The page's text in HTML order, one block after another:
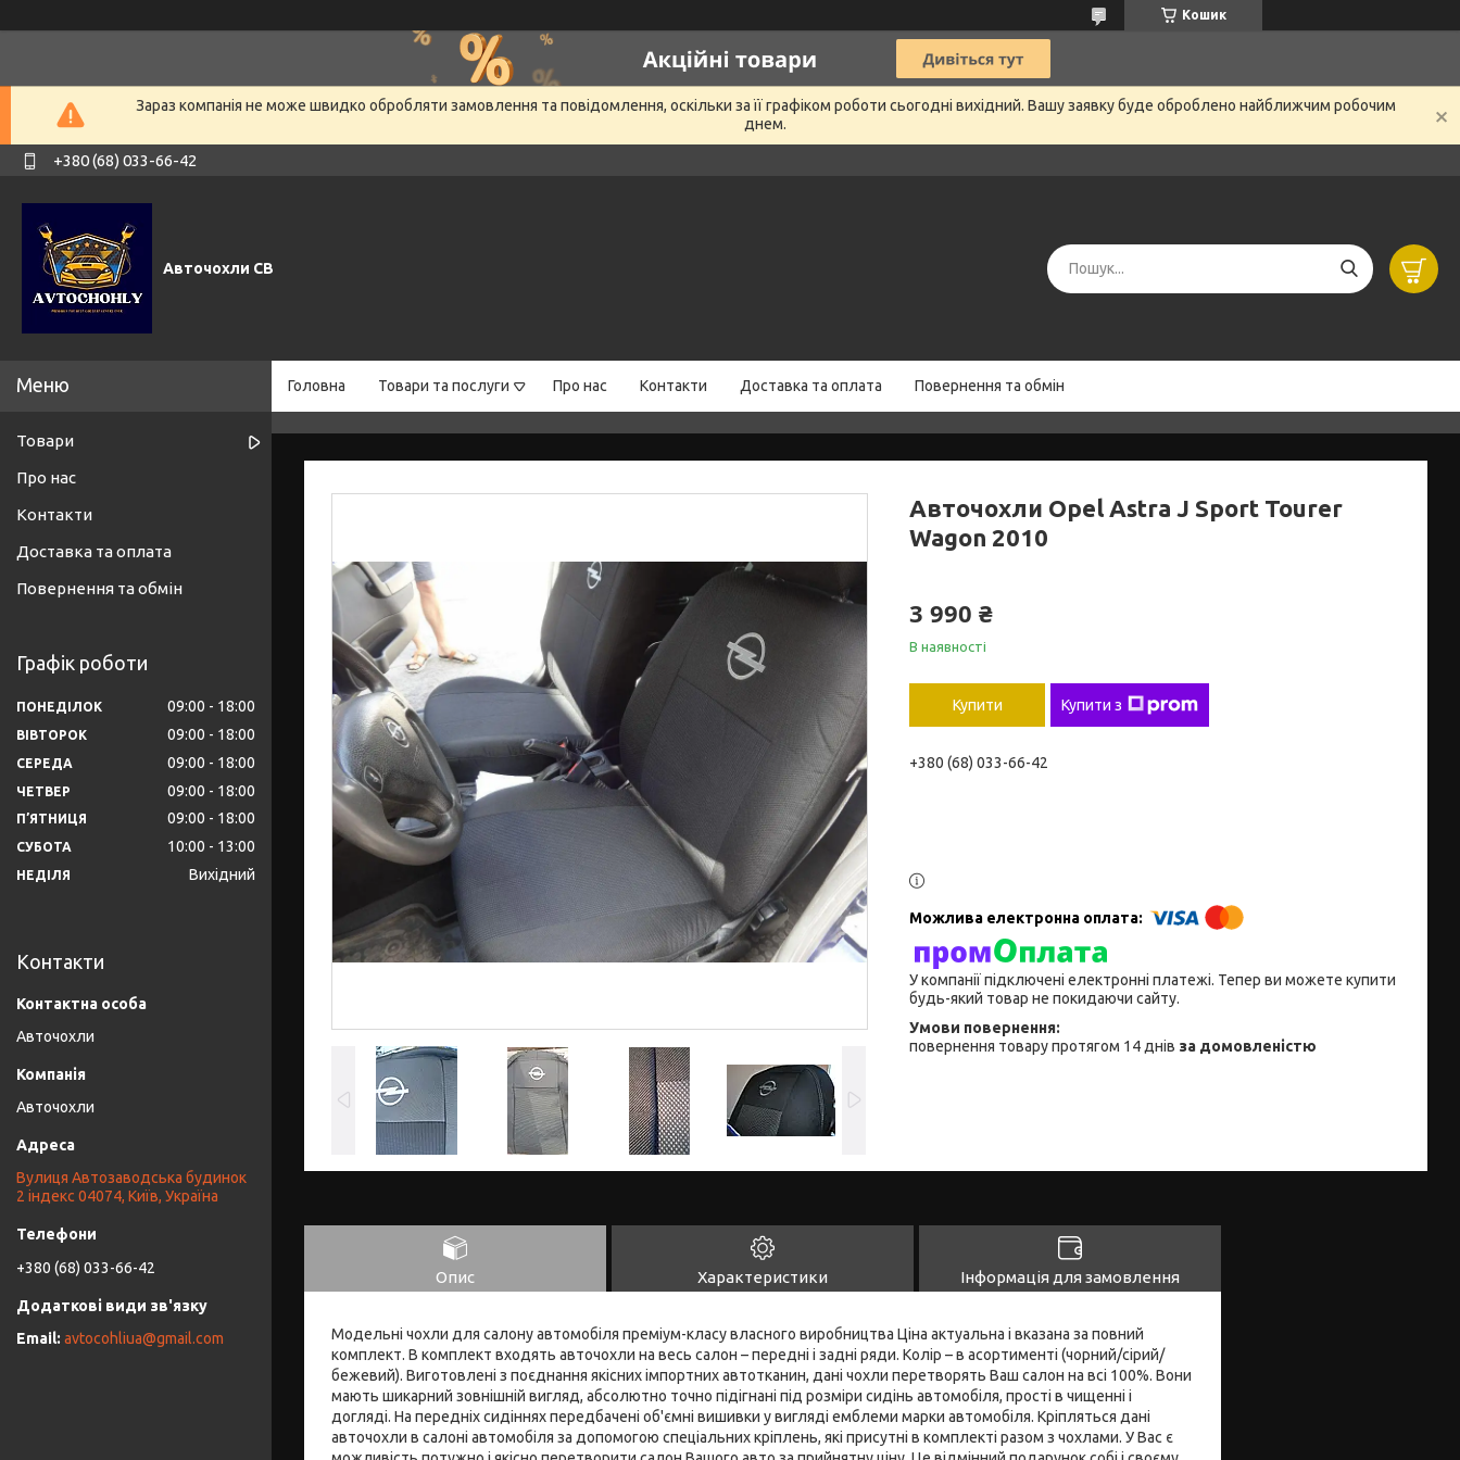
Кошик
Зараз компанія не може швидко обробляти замовлення та повідомлення, оскільки за її графіком роботи сьогодні вихідний. Вашу заявку буде оброблено найближчим робочим
днем.
+380 (68) 033-66-42
Авточохли СВ
Головна Товари та послуги Про нас Контакти Доставка та оплата Повернення та обмін
Авточохли Opel Astra J Sport Tourer
Wagon 2010
3 990 ₴
В наявності
Купити Купити з
+380 (68) 033-66-42
У компанії підключені електронні платежі. Тепер ви можете купити
будь-який товар не покидаючи сайту.
повернення товару протягом 14 днів за домовленістю
Опис Характеристики Інформація для замовлення
Модельні чохли для салону автомобіля преміум-класу власного виробництва Ціна актуальна і вказана за повний
комплект. В комплект входять авточохли на весь салон – передні і задні ряди. Колір – в асортименті (чорний/сірий/
бежевий). Виготовлені з поєднання якісних імпортних автотканин, дані чохли перетворять Ваш салон на всі 100%. Вони
мають шикарний зовнішній вигляд, абсолютно точно підігнані під розміри сидінь автомобіля, прості в чищенні і
догляді. На передніх сидіннях передбачені об'ємні вишивки у вигляді емблеми марки автомобіля. Кріпляться дані
авточохли в салоні автомобіля за допомогою спеціальних кріплень, які присутні в комплекті разом з чохлами. У Вас є
Товари
Про нас
Контакти
Доставка та оплата
Повернення та обмін
Графік роботи
ПОНЕДІЛОК 09:00 18:00
ВІВТОРОК 09:00 18:00
СЕРЕДА 09:00 18:00
ЧЕТВЕР 09:00 18:00
ПʼЯТНИЦЯ 09:00 18:00
СУБОТА 10:00 13:00
НЕДІЛЯ Вихідний
Контакти
Авточохли
Авточохли
Вулиця Автозаводська будинок
2 індекс 04074, Київ, Україна
+380 (68) 033-66-42
avtocohliua@gmail.com